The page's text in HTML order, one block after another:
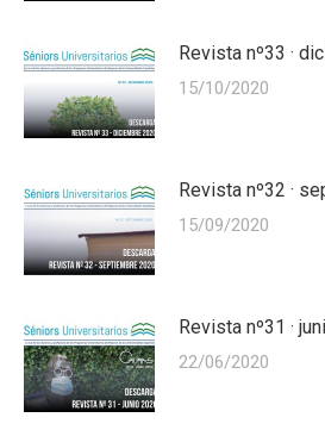
Revista nº33 ·
15/10/2020
Revista nº32 ·
15/09/2020
Revista nº31 ·
22/06/2020